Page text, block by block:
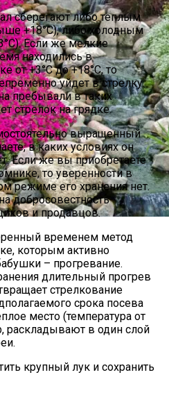
Чеснока: Агротехника
Горка – Как Сделать
Быстро И Просто
сберегают либо теплым
+18°C), либо холодным
Если же мелкие
находились в
от +3°C до +18°C, то
уйдет в стрелку.
пребывали в таких
стрелок на грядке.
выращенный
в каких условиях он
Если же вы приобретаете
то уверенности в
режиме его хранения нет.
добросовестность
и продавцов.
временем метод
которым активно
– прогревание.
длительный прогрев
стрелкование
срока посева
место (температура от
раскладывают в один слой
крупный лук и сохранить